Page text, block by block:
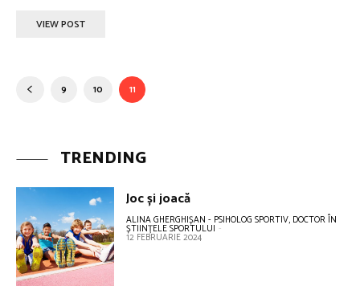
VIEW POST
9 10 11
TRENDING
Joc și joacă
ALINA GHERGHIȘAN - PSIHOLOG SPORTIV, DOCTOR ÎN
ȘTIINȚELE SPORTULUI -
12 FEBRUARIE 2024